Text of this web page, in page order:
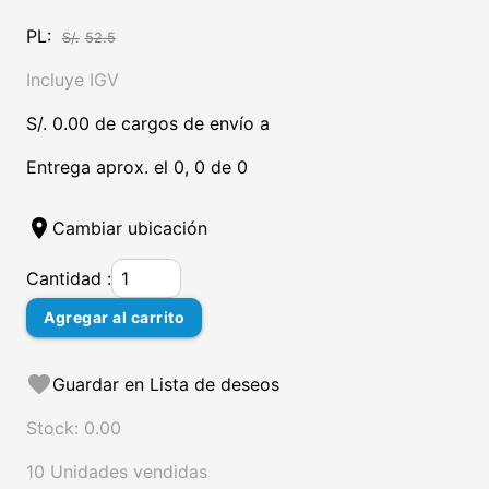
PL: S/. 52.5
Incluye IGV
S/. 0.00 de cargos de envío a
Entrega aprox. el 0, 0 de 0
location_on Cambiar ubicación
Cantidad :
Agregar al carrito
favoriteGuardar en Lista de deseos
Stock: 0.00
10 Unidades vendidas